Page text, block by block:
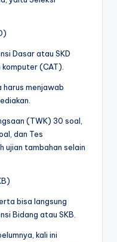
Dasar atau SKD
(CAT).
harus menjawab
(TWK) 30 soal,
dan Tes
ujian tambahan selain
bisa langsung
Bidang atau SKB.
kali ini